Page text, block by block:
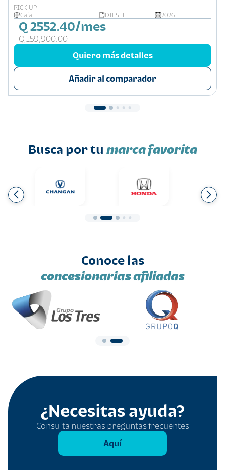
PICK UP
Caja
DIESEL 2026
Q 2552.40/mes
Q 159,900.00
Quiero más detalles
Añadir al comparador
Busca por tu marca favorita
Conoce las
concesionarias afiliadas
¿Necesitas ayuda?
Consulta nuestras preguntas frecuentes
Aquí